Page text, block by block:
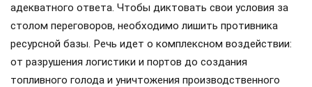
адекватного ответа. Чтобы диктовать свои условия за
столом переговоров, необходимо лишить противника
ресурсной базы. Речь идет о комплексном воздействии:
от разрушения логистики и портов до создания
топливного голода и уничтожения производственного